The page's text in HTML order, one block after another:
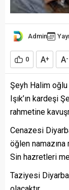
Admin
0 A+ A-
Şeyh Halim
Işık’ın kardeşi
rahmetine
Cenazesi
öğlen
Sin hazretleri
Taziyesi